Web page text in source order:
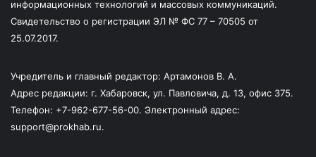
информационных технологий и массовых коммуникаций.
Свидетельство о регистрации ЭЛ № ФС 77 – 70505 от
25.07.2017.
Учредитель и главный редактор: Артамонов В. А.
Адрес редакции: г. Хабаровск, ул. Павловича, д. 13, офис 375.
Телефон: +7-962-677-56-00. Электронный адрес:
support@prokhab.ru.